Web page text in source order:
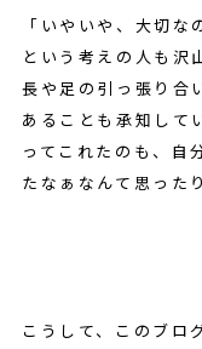
「いやいや、大切な
という考えの人も沢
長や足の引っ張り合
あることも承知して
ってこれたのも、自
たなぁなんて思った
こうして、このブロ